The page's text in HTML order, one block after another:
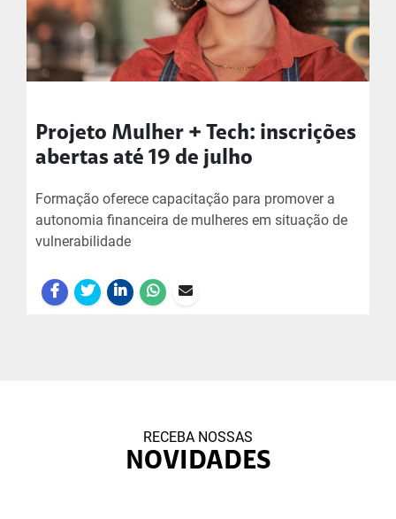
Projeto Mulher + Tech: inscrições
abertas até 19 de julho
Formação oferece capacitação para promover a
autonomia financeira de mulheres em situação de
vulnerabilidade
RECEBA NOSSAS
NOVIDADES